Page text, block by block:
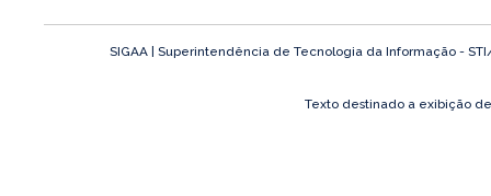
SIGAA | Superintendência de Tecnologia da Informação -
Texto destinado a exibição